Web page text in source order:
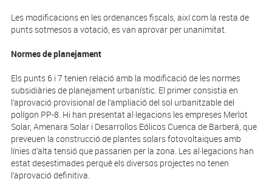
Les modificacions en les ordenances fiscals, així com la resta de
punts sotmesos a votació, es van aprovar per unanimitat.
Normes de planejament
Els punts 6 i 7 tenien relació amb la modificació de les normes
subsidiàries de planejament urbanístic. El primer consistia en
l’aprovació provisional de l’ampliació del sol urbanitzable del
polígon PP-8. Hi han presentat al·legacions les empreses Merlot
Solar, Amenara Solar i Desarrollos Eólicos Cuenca de Barberá, que
preveuen la construcció de plantes solars fotovoltaiques amb
línies d’alta tensió que passarien per la zona. Les al·legacions han
estat desestimades perquè els diversos projectes no tenen
l’aprovació definitiva.